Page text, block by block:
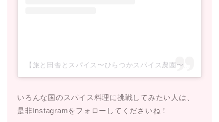
いろんな国のスパイス料理に挑戦してみたい人は、
是非Instagramをフォローしてくださいね！